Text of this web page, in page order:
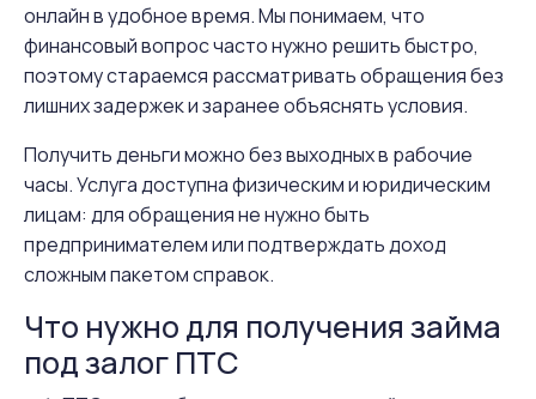
онлайн в удобное время. Мы понимаем, что
финансовый вопрос часто нужно решить быстро,
поэтому стараемся рассматривать обращения без
лишних задержек и заранее объяснять условия.
Получить деньги можно без выходных в рабочие
часы. Услуга доступна физическим и юридическим
лицам: для обращения не нужно быть
предпринимателем или подтверждать доход
сложным пакетом справок.
Что нужно для получения займа
под залог ПТС